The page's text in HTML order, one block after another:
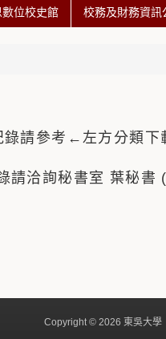
位校史館 校務及財務資訊
請參考←左方分類下
請洽詢秘書室 葉秘
Copyright © 2026 東吳大學